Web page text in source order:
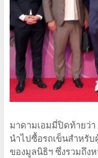
มาดามเอมมี่ปิดท้ายว่
นำไปซื้อรถเข็นสำหรั
ของมูลนิธิฯ ซึ่งรวมถึง